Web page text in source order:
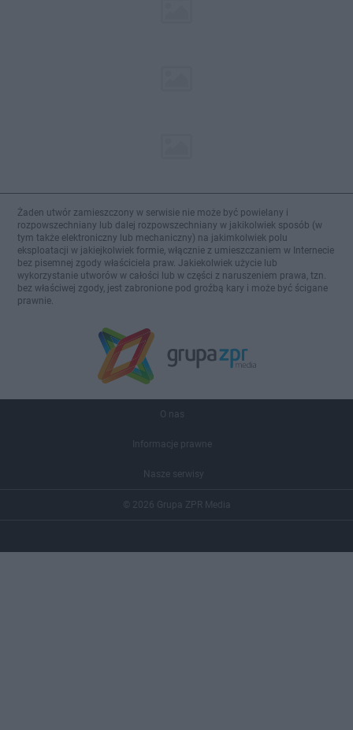
Żaden utwór zamieszczony w serwisie nie może być powielany i
rozpowszechniany lub dalej rozpowszechniany w jakikolwiek sposób (w
tym także elektroniczny lub mechaniczny) na jakimkolwiek polu
eksploatacji w jakiejkolwiek formie, włącznie z umieszczaniem w Internecie
bez pisemnej zgody właściciela praw. Jakiekolwiek użycie lub
wykorzystanie utworów w całości lub w części z naruszeniem prawa, tzn.
bez właściwej zgody, jest zabronione pod groźbą kary i może być ścigane
prawnie.
O nas
Informacje prawne
Nasze serwisy
© 2026 Grupa ZPR Media